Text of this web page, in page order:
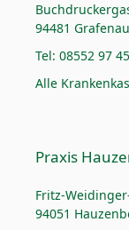
94481 Grafenau
Tel: 08552 97
Alle
Praxis
Fritz-
94051